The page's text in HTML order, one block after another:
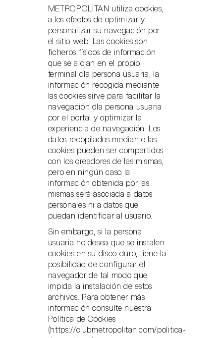
METROPOLITAN utiliza cookies,
a los efectos de optimizar y
personalizar su navegación por
el sitio web. Las cookies son
ficheros físicos de información
que se alojan en el propio
terminal dla persona usuaria, la
información recogida mediante
las cookies sirve para facilitar la
navegación dla persona usuaria
por el portal y optimizar la
experiencia de navegación. Los
datos recopilados mediante las
cookies pueden ser compartidos
con los creadores de las mismas,
pero en ningún caso la
información obtenida por las
mismas será asociada a datos
personales ni a datos que
puedan identificar al usuario.
Sin embargo, si la persona
usuaria no desea que se instalen
cookies en su disco duro, tiene la
posibilidad de configurar el
navegador de tal modo que
impida la instalación de estos
archivos. Para obtener más
información consulte nuestra
Política de Cookies
(https://clubmetropolitan.com/politica-